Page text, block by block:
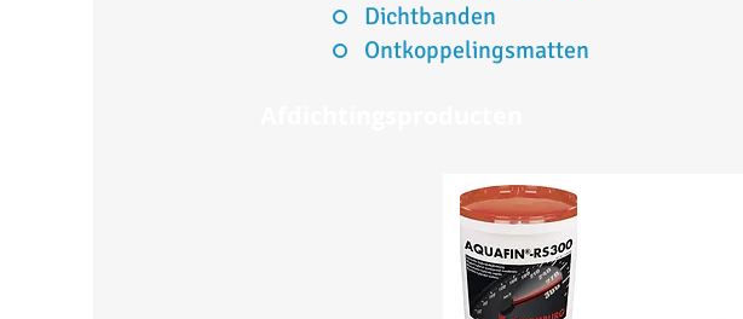
Dichtbanden
Ontkoppelingsmatten